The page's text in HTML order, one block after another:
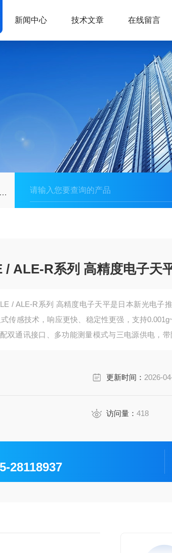
新闻中心 技术文章 在线留言
ALE‑R系列 高精度电子天
/ ALE‑R系列 高精度电子天平是日本新光电子
传感技术，响应更快、稳定性更强，支持
双通讯接口、多功能测量模式与三电源供电，
更新时间： 2026-
访问量： 418
28118937